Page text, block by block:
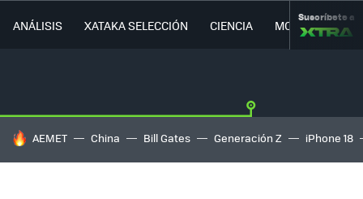
ANÁLISIS XATAKA SELECCIÓN CIENCIA MOVILIDAD
Suscríbete a
HOY SE HABLA DE
AEMET China Bill Gates Generación Z iPhone 18